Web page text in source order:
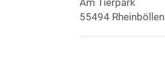
Am Tierpark
55494 Rheinböllen